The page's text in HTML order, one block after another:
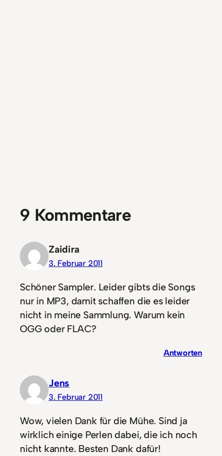
9 Kommentare
Zaidira
3. Februar 2011
Schöner Sampler. Leider gibts die Songs
nur in MP3, damit schaffen die es leider
nicht in meine Sammlung. Warum kein
OGG oder FLAC?
Antworten
Jens
3. Februar 2011
Wow, vielen Dank für die Mühe. Sind ja
wirklich einige Perlen dabei, die ich noch
nicht kannte. Besten Dank dafür!